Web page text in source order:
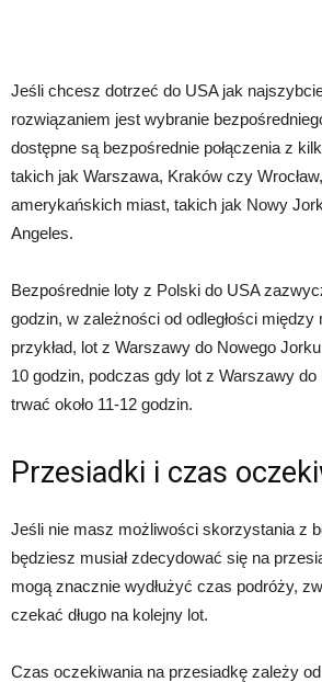
Jeśli chcesz dotrzeć do USA jak
rozwiązaniem jest wybranie
dostępne są bezpośrednie połączenia z
takich jak Warszawa, Kraków czy
amerykańskich miast, takich jak Nowy
Angeles.
Bezpośrednie loty z Polski do USA
godzin, w zależności od odległości między
przykład, lot z Warszawy do Nowego
10 godzin, podczas gdy lot z Warszawy
trwać około 11-12 godzin.
Przesiadki i czas
Jeśli nie masz możliwości skorzystania z
będziesz musiał zdecydować się na
mogą znacznie wydłużyć czas podróży,
czekać długo na kolejny lot.
Czas oczekiwania na przesiadkę zależy